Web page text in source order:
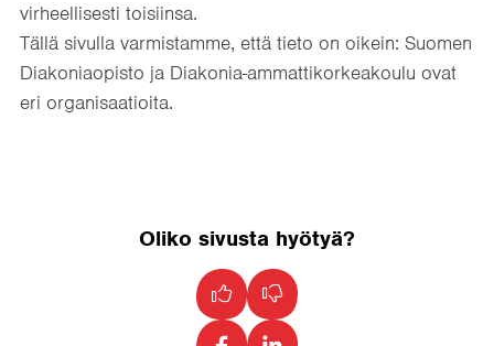
virheellisesti toisiinsa.
Tällä sivulla varmistamme, että tieto on oikein: Suomen
Diakoniaopisto ja Diakonia-ammattikorkeakoulu ovat
eri organisaatioita.
Oliko sivusta hyötyä?